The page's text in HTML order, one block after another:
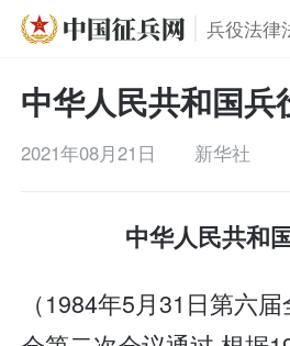
兵役法律
中华人民共和国兵
2021年08月21日 新华社
中华人民共和
（1984年5月31日第六